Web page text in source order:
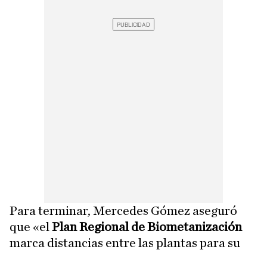
Para terminar, Mercedes Gómez aseguró
que «el Plan Regional de Biometanización
marca distancias entre las plantas para su